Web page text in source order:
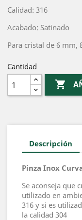
Calidad: 316
Acabado: Satinado
Para cristal de 6 mm,
Cantidad

Descripción
Pinza Inox
Se aconseja que
utilizado en
316 y si es
la calidad 304